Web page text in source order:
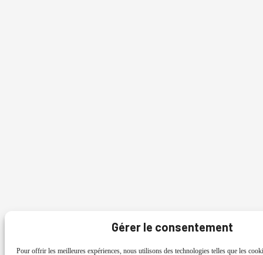
Gérer le consentement
Pour offrir les meilleures expériences, nous utilisons des technologies telles que les